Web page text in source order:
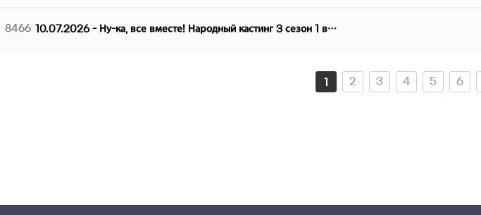
8466 10.07.2026 - Ну-ка, все вместе! Народный кастинг 3 сезон 1 в…
2 3 4 5 6